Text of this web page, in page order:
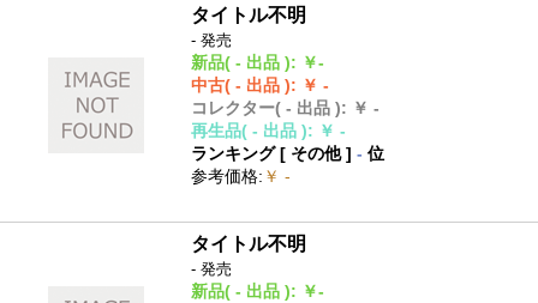
タイトル不明
- 発売
新品( - 出品 ): ￥-
中古( - 出品 ): ￥ -
コレクター( - 出品 ): ￥ -
再生品( - 出品 ): ￥ -
ランキング [ その他]- 位
参考価格: ￥ -
タイトル不明
- 発売
新品( - 出品 ): ￥-